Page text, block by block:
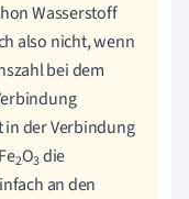
Wasserstoff
also nicht, wenn
bei dem
in der Verbindung
2O3die
an den